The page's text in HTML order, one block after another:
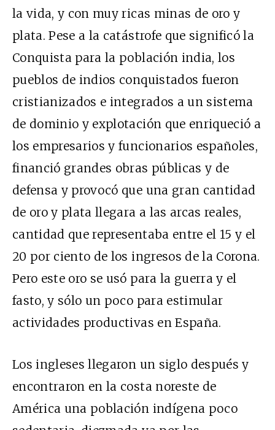
la vida, y con muy ricas minas de oro y
plata. Pese a la catástrofe que significó la
Conquista para la población india, los
pueblos de indios conquistados fueron
cristianizados e integrados a un sistema
de dominio y explotación que enriqueció a
los empresarios y funcionarios españoles,
financió grandes obras públicas y de
defensa y provocó que una gran cantidad
de oro y plata llegara a las arcas reales,
cantidad que representaba entre el 15 y el
20 por ciento de los ingresos de la Corona.
Pero este oro se usó para la guerra y el
fasto, y sólo un poco para estimular
actividades productivas en España.
Los ingleses llegaron un siglo después y
encontraron en la costa noreste de
América una población indígena poco